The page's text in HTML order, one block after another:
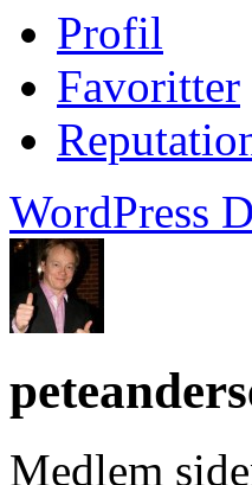
Profil
Favoritter
WordPress
Medlem